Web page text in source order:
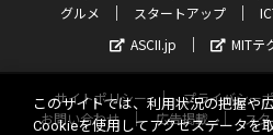
グルメ
スタートアップ
ASCII.jp
MITテ
サイトポリシー プライバシー
お問い合わせ
広告掲載 ス
このサイトでは、利用状況の把握や
Cookieを使用してアクセスデータを